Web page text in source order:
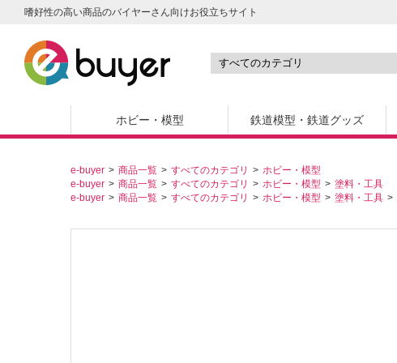
嗜好性の高い商品のバイヤーさん向けお役立ちサイト
ホビー・模型 鉄道模型・鉄道グッズ
e-buyer 商品一覧 すべてのカテゴリ
ホビー・模型
e-buyer
商品一覧 すべてのカテゴリ ホビー・模型
塗料・工具
e-buyer
商品一覧 すべてのカテゴリ ホビー・模型 塗料・工具